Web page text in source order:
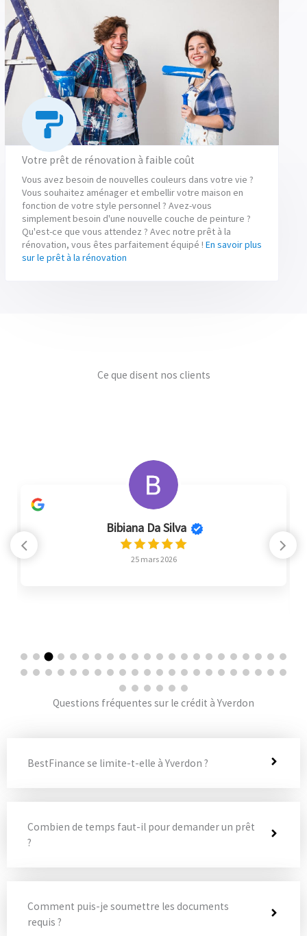
Votre prêt de rénovation à faible coût
Vous avez besoin de nouvelles couleurs dans votre vie ?
Vous souhaitez aménager et embellir votre maison en
fonction de votre style personnel ? Avez-vous
simplement besoin d'une nouvelle couche de peinture ?
Qu'est-ce que vous attendez ? Avec notre prêt à la
rénovation, vous êtes parfaitement équipé ! En savoir plus
sur le prêt à la rénovation
Ce que disent nos clients
Bibiana Da Silva
25 mars 2026
Questions fréquentes sur le crédit à Yverdon
BestFinance se limite-t-elle à Yverdon ?
Combien de temps faut-il pour demander un prêt
?
Comment puis-je soumettre les documents
requis ?